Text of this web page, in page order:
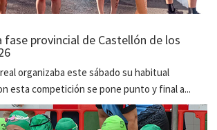
fase provincial de Castellón de los
organizaba este sábado su habitual
esta competición se pone punto y final a...